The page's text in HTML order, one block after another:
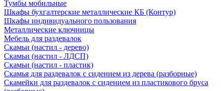
Тумбы мобильные
Шкафы бухгалтерские металлические КБ (Контур)
Шкафы индивидуального пользования
Металлические ключницы
Мебель для раздевалок
Скамьи (настил - дерево)
Скамьи (настил - ЛДСП)
Скамьи (настил - пластик)
Скамья для раздевалок с сидением из дерева (разборные)
Скамейки для раздевалок с сидением из пластикового бруса